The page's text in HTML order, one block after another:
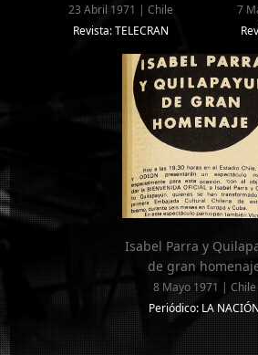
23 Abril 1971 | Chile
Revista: TELECRAN
7
Isabel Parra y
de gran
8 Mayo 1971 | Chile
Periódico: LA NACIÓN